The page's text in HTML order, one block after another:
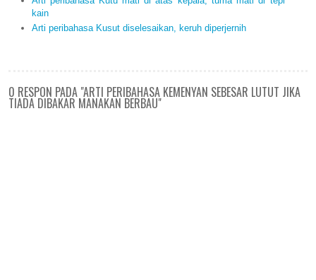
kain
Arti peribahasa Kusut diselesaikan, keruh diperjernih
0 RESPON PADA "ARTI PERIBAHASA KEMENYAN SEBESAR LUTUT JIKA
TIADA DIBAKAR MANAKAN BERBAU"